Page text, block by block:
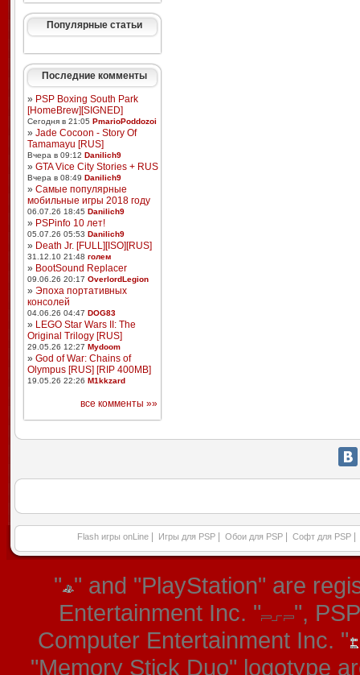
Популярные статьи
Последние комменты
» PSP Boxing South Park
[HomeBrew][SIGNED]
Сегодня в 21:05 PmarioPoddozoi
» Jade Cocoon - Story Of
Tamamayu [RUS]
Вчера в 09:12 Danilich9
» GTA Vice City Stories + RUS
Вчера в 08:49 Danilich9
» Самые популярные
мобильные игры 2018 году
06.07.26 18:45 Danilich9
» PSPinfo 10 лет!
05.07.26 05:53 Danilich9
» Death Jr. [FULL][ISO][RUS]
31.12.10 21:48 голем
» BootSound Replacer
09.06.26 20:17 OverlordLegion
» Эпоха портативных
консолей
04.06.26 04:47 DOG83
» LEGO Star Wars II: The
Original Trilogy [RUS]
29.05.26 12:27 Mydoom
» God of War: Chains of
Olympus [RUS] [RIP 400MB]
19.05.26 22:26 M1kkzard
все комменты »»
Flash игры onLine Игры для PSP Обои для PSP Софт для PSP
" " and "PlayStation" are
Entertainment Inc. "
",
Computer Entertainment Inc. "
"Memory Stick Duo" logotype